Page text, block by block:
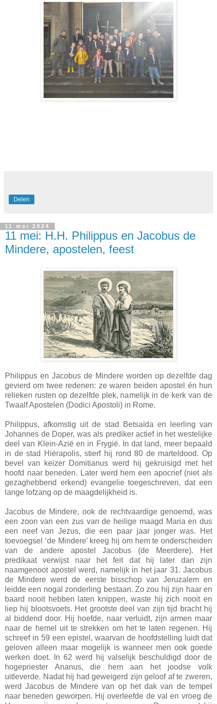
Delen
11 mei 2024
11 mei: H.H. Philippus en Jacobus de
Mindere, apostelen, feest
Philippus en Jacobus de Mindere worden op dezelfde dag
gevierd om twee redenen: ze waren beiden apostel én hun
relieken rusten op dezelfde plek, namelijk in de kerk van de
Twaalf Apostelen (Dodici Apostoli) in Rome.
Philippus, afkomstig uit de stad Betsaïda en leerling van
Johannes de Doper, was als prediker actief in het westelijke
deel van Klein-Azië en in Frygië. In dat land, meer bepaald
in de stad Hiërapolis, stierf hij rond 80 de marteldood. Op
bevel van keizer Domitianus werd hij gekruisigd met het
hoofd naar beneden. Later werd hem een apocrief (niet als
gezaghebbend erkend) evangelie toegeschreven, dat een
lange lofzang op de maagdelijkheid is.
Jacobus de Mindere, ook de rechtvaardige genoemd, was
een zoon van een zus van de heilige maagd Maria en dus
een neef van Jezus, die een paar jaar jonger was. Het
toevoegsel ‘de Mindere’ kreeg hij om hem te onderscheiden
van de andere apostel Jacobus (de Meerdere). Het
predikaat verwijst naar het feit dat hij later dan zijn
naamgenoot apostel werd, namelijk in het jaar 31. Jacobus
de Mindere werd de eerste bisschop van Jeruzalem en
leidde een nogal zonderling bestaan. Zo zou hij zijn haar en
baard nooit hebben laten knippen, waste hij zich nooit en
liep hij blootsvoets. Het grootste deel van zijn tijd bracht hij
al biddend door. Hij hoefde, naar verluidt, zijn armen maar
naar de hemel uit te strekken om het te laten regenen. Hij
schreef in 59 een epistel, waarvan de hoofdstelling luidt dat
geloven alleen maar mogelijk is wanneer men ook goede
werken doet. In 62 werd hij valselijk beschuldigd door de
hogepriester Ananus, die hem aan het joodse volk
uitleverde. Nadat hij had geweigerd zijn geloof af te zweren,
werd Jacobus de Mindere van op het dak van de tempel
naar beneden geworpen. Hij overleefde de val en vroeg de